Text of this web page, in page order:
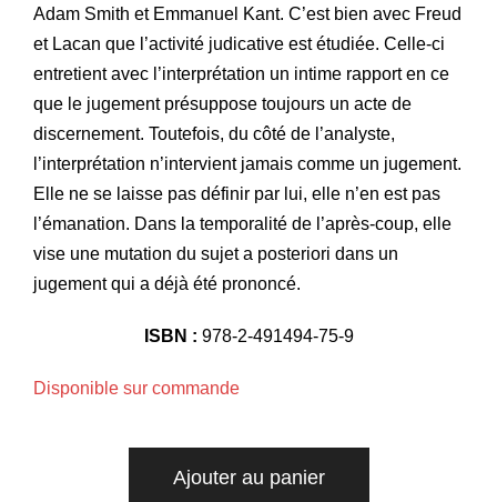
Adam Smith et Emmanuel Kant. C’est bien avec Freud
et Lacan que l’activité judicative est étudiée. Celle-ci
entretient avec l’interprétation un intime rapport en ce
que le jugement présuppose toujours un acte de
discernement. Toutefois, du côté de l’analyste,
l’interprétation n’intervient jamais comme un jugement.
Elle ne se laisse pas définir par lui, elle n’en est pas
l’émanation. Dans la temporalité de l’après-coup, elle
vise une mutation du sujet a posteriori dans un
jugement qui a déjà été prononcé.
ISBN : 978-2-491494-75-9
Disponible sur commande
Ajouter au panier